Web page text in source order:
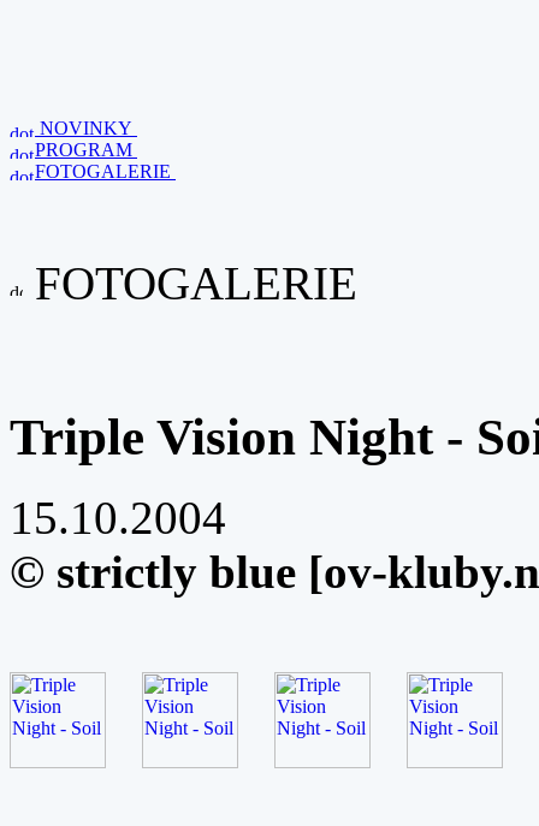
NOVINKY
PROGRAM
FOTOGALERIE
FOTOGALERIE
Triple Vision Night -
15.10.2004
© strictly blue [ov-